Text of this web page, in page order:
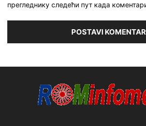
прегледнику следећи пут када